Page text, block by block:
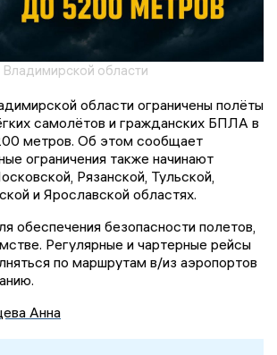
области
области ограничены полёты
самолётов и гражданских БПЛА в
метров. Об этом сообщает
ограничения также начинают
Рязанской, Тульской,
и Ярославской областях.
обеспечения безопасности полетов,
Регулярные и чартерные рейсы
по маршрутам в/из аэропортов
Анна